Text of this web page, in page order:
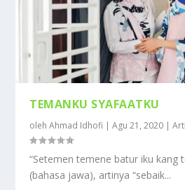
TEMANKU SYAFAATKU
olehAhmad Idhofi |Agu 21, 2020 |
“Setemen temene batur iku kang
(bahasa jawa), artinya “sebaik...